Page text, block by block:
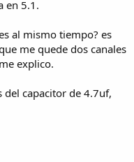
en 5.1.
al mismo tiempo? es
me quede dos canales
explico.
del capacitor de 4.7uf,